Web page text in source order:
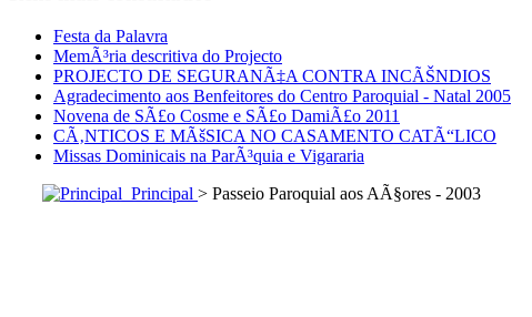
Festa da Palavra
MemÃ³ria descritiva do Projecto
PROJECTO DE SEGURANÃ‡A CONTRA INCÃŠNDIOS
Agradecimento aos Benfeitores do Centro Paroquial - Natal 2005
Novena de SÃ£o Cosme e SÃ£o DamiÃ£o 2011
CÃ‚NTICOS E MÃšSICA NO CASAMENTO CATÃ“LICO
Missas Dominicais na ParÃ³quia e Vigararia
Principal > Passeio Paroquial aos AÃ§ores - 2003